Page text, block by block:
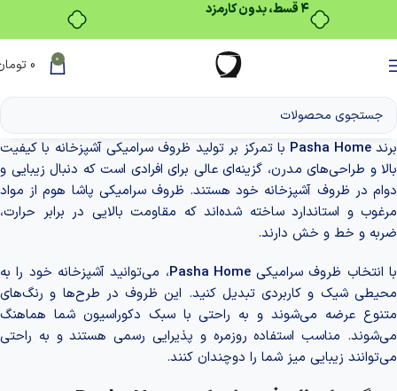
۴ قسط، بدون کارمزد
0
0
برندPasha Home با تمرکز بر تولید ظروف سرامیکی آشپزخانه با کیفیت
بالا و طراحی‌های مدرن، گزینه‌ای عالی برای افرادی است که دنبال زیبایی و
دوام در ظروف آشپزخانه خود هستند. ظروف سرامیکی پاشا هوم از مواد
مرغوب و استاندارد ساخته شده‌اند که مقاومت بالایی در برابر حرارت،
ضربه و خط و خش دارند.
با انتخاب ظروف سرامیکیPasha Home، می‌توانید آشپزخانه خود را به
محیطی شیک و کاربردی تبدیل کنید. این ظروف در طرح‌ها و رنگ‌های
متنوع عرضه می‌شوند و به راحتی با سبک دکوراسیون شما هماهنگ
می‌شوند. مناسب استفاده روزمره و پذیرایی رسمی هستند و به راحتی
می‌توانند زیبایی میز شما را دوچندان کنند.